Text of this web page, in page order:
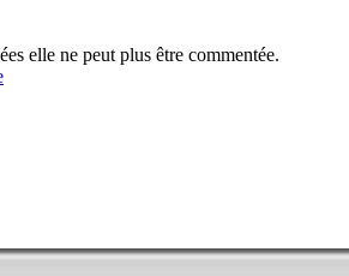
elle ne peut plus être commentée.